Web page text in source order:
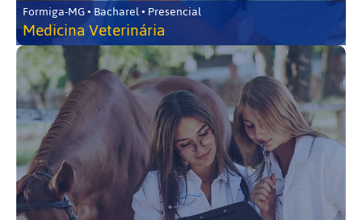
Formiga-MG • Bacharel • Presencial
Medicina Veterinária